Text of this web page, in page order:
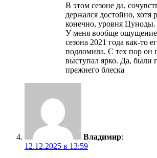
В этом сезоне да,
держался достойно, хотя
конечно, уровня Цуноды.
У меня вообще
сезона 2021 года как-то
подломила. С тех пор он
выступал ярко. Да, были
прежнего блеска
Владимир:
12.12.2025 в 13:59